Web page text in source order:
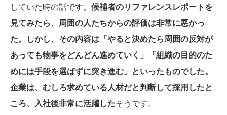
していた時の話です。 候補者のリファレンスレポートを
見てみたら、周囲の人たちからの評価は非常に悪かっ
た。しかし、その内容は「やると決めたら周囲の反対が
あっても物事をどんどん進めていく」「組織の目的のた
めには手段を選ばずに突き進む」といったものでした。
企業は、むしろ求めている人材だと判断して採用したと
ころ、入社後非常に活躍したそうです。